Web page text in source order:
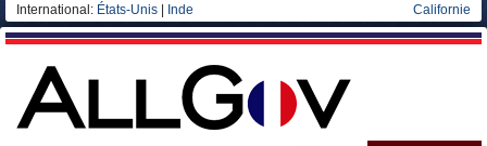
International: États-Unis Inde Californie